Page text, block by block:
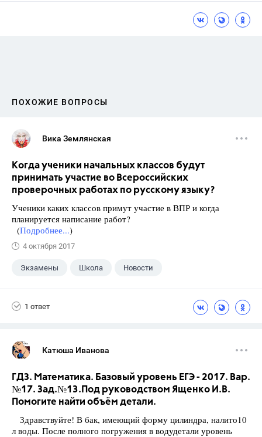
ПОХОЖИЕ ВОПРОСЫ
Вика Землянская
Когда ученики начальных классов будут
принимать участие во Всероссийских
проверочных работах по русскому языку?
Ученики каких классов примут участие в ВПР и когда
планируется написание работ?
(Подробнее...)
4 октября 2017
Экзамены Школа Новости
1 ответ
Катюша Иванова
ГДЗ. Математика. Базовый уровень ЕГЭ - 2017. Вар.
№17. Зад.№13.Под руководством Ященко И.В.
Помогите найти объём детали.
Здравствуйте! В бак, имеющий форму цилиндра, налито10
л воды. После полного погружения в водудетали уровень